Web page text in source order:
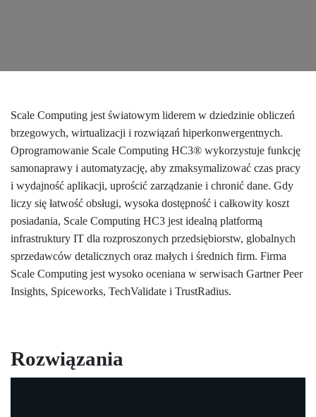
Scale Computing jest światowym liderem w dziedzinie obliczeń
brzegowych, wirtualizacji i rozwiązań hiperkonwergentnych.
Oprogramowanie Scale Computing HC3® wykorzystuje funkcję
samonaprawy i automatyzację, aby zmaksymalizować czas pracy
i wydajność aplikacji, uprościć zarządzanie i chronić dane. Gdy
liczy się łatwość obsługi, wysoka dostępność i całkowity koszt
posiadania, Scale Computing HC3 jest idealną platformą
infrastruktury IT dla rozproszonych przedsiębiorstw, globalnych
sprzedawców detalicznych oraz małych i średnich firm. Firma
Scale Computing jest wysoko oceniana w serwisach Gartner Peer
Insights, Spiceworks, TechValidate i TrustRadius.
Rozwiązania